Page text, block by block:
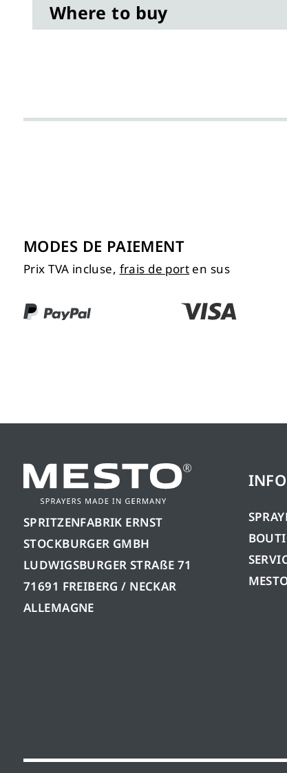
Where to buy
MODES DE PAIEMENT
Prix TVA incluse, frais de port en sus
SPRITZENFABRIK ERNST
STOCKBURGER GMBH
LUDWIGSBURGER STRAßE 71
71691 FREIBERG / NECKAR
ALLEMAGNE